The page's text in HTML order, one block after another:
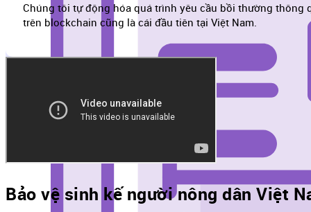
Chúng tôi tự động hóa quá trình yêu cầu bồi thường
trên blockchain cũng là cái đầu tiên tại Việt Nam.
Bảo vệ sinh kế người nông dân Việt